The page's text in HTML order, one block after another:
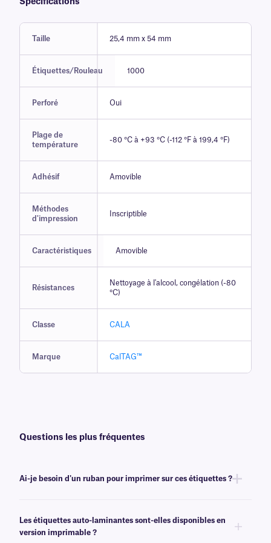
Spécifications
Taille 25,4 mm x 54 mm
Étiquettes/Rouleau 1000
Perforé Oui
Plage de
température
-80 °C à +93 °C (-112 °F à 199,4 °F)
Adhésif Amovible
Méthodes
d'impression
Inscriptible
Caractéristiques Amovible
Résistances
Nettoyage à l'alcool, congélation (-80
°C)
Classe CALA
Marque CalTAG™
Questions les plus fréquentes
Ai-je besoin d'un ruban pour imprimer sur ces étiquettes ?
Les étiquettes auto-laminantes sont-elles disponibles en
version imprimable ?